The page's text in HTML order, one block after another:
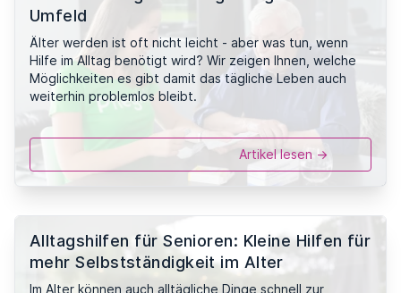
Umfeld
Älter werden ist oft nicht leicht - aber was tun, wenn
Hilfe im Alltag benötigt wird? Wir zeigen Ihnen, welche
Möglichkeiten es gibt damit das tägliche Leben auch
weiterhin problemlos bleibt.
Artikel lesen ->
Alltagshilfen für Senioren: Kleine Hilfen für
mehr Selbstständigkeit im Alter
Im Alter können auch alltägliche Dinge schnell zur